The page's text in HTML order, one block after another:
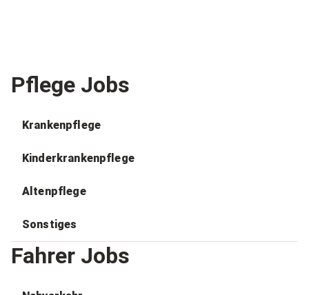
Pflege Jobs
Krankenpflege
Kinderkrankenpflege
Altenpflege
Sonstiges
Fahrer Jobs